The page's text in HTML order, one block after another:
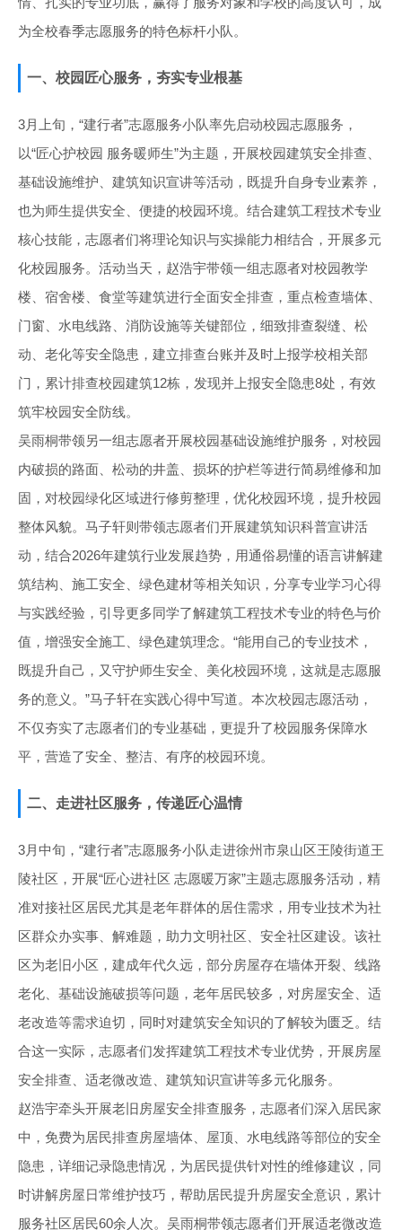
为全校春季志愿服务的特色标杆小队。
一、校园匠心服务，夯实专业根基
3月上旬，“建行者”志愿服务小队率先启动校园志愿服务，
以“匠心护校园 服务暖师生”为主题，开展校园建筑安全排查、
基础设施维护、建筑知识宣讲等活动，既提升自身专业素养，
也为师生提供安全、便捷的校园环境。结合建筑工程技术专业
核心技能，志愿者们将理论知识与实操能力相结合，开展多元
化校园服务。活动当天，赵浩宇带领一组志愿者对校园教学
楼、宿舍楼、食堂等建筑进行全面安全排查，重点检查墙体、
门窗、水电线路、消防设施等关键部位，细致排查裂缝、松
动、老化等安全隐患，建立排查台账并及时上报学校相关部
门，累计排查校园建筑12栋，发现并上报安全隐患8处，有效
筑牢校园安全防线。
吴雨桐带领另一组志愿者开展校园基础设施维护服务，对校园
内破损的路面、松动的井盖、损坏的护栏等进行简易维修和加
固，对校园绿化区域进行修剪整理，优化校园环境，提升校园
整体风貌。马子轩则带领志愿者们开展建筑知识科普宣讲活
动，结合2026年建筑行业发展趋势，用通俗易懂的语言讲解建
筑结构、施工安全、绿色建材等相关知识，分享专业学习心得
与实践经验，引导更多同学了解建筑工程技术专业的特色与价
值，增强安全施工、绿色建筑理念。“能用自己的专业技术，
既提升自己，又守护师生安全、美化校园环境，这就是志愿服
务的意义。”马子轩在实践心得中写道。本次校园志愿活动，
不仅夯实了志愿者们的专业基础，更提升了校园服务保障水
平，营造了安全、整洁、有序的校园环境。
二、走进社区服务，传递匠心温情
3月中旬，“建行者”志愿服务小队走进徐州市泉山区王陵街道王
陵社区，开展“匠心进社区 志愿暖万家”主题志愿服务活动，精
准对接社区居民尤其是老年群体的居住需求，用专业技术为社
区群众办实事、解难题，助力文明社区、安全社区建设。该社
区为老旧小区，建成年代久远，部分房屋存在墙体开裂、线路
老化、基础设施破损等问题，老年居民较多，对房屋安全、适
老改造等需求迫切，同时对建筑安全知识的了解较为匮乏。结
合这一实际，志愿者们发挥建筑工程技术专业优势，开展房屋
安全排查、适老微改造、建筑知识宣讲等多元化服务。
赵浩宇牵头开展老旧房屋安全排查服务，志愿者们深入居民家
中，免费为居民排查房屋墙体、屋顶、水电线路等部位的安全
隐患，详细记录隐患情况，为居民提供针对性的维修建议，同
时讲解房屋日常维护技巧，帮助居民提升房屋安全意识，累计
服务社区居民60余人次。吴雨桐带领志愿者们开展适老微改造